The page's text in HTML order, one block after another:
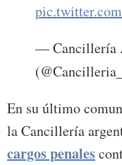
—
En su último
la Cancillería
cargos penales